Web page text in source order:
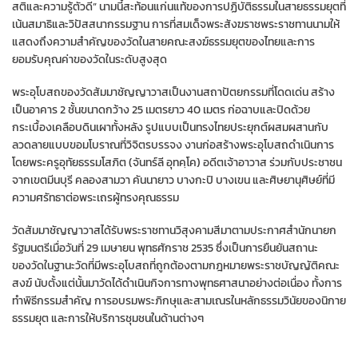
สติและความรู้ตัวดี” นามนี้สะท้อนแก่นแท้ของการปฏิบัติธรรมในสายธรรมยุตที่
เน้นสมาธิและวิปัสสนากรรมฐาน การที่สมเด็จพระสังฆราชพระราชทานนามให้
แสดงถึงความสำคัญของวัดในสายคณะสงฆ์ธรรมยุตของไทยและการ
ยอมรับคุณค่าของวัดในระดับสูงสุด
พระอุโบสถของวัดสัมมาชัญญาวาสเป็นงานสถาปัตยกรรมที่โดดเด่น สร้าง
เป็นอาคาร 2 ชั้นขนาดกว้าง 25 เมตรยาว 40 เมตร ก่อฉาบและปิดด้วย
กระเบื้องเคลือบดินเผาทั้งหลัง รูปแบบเป็นทรงไทยประยุกต์ผสมผสานกับ
ลวดลายแบบขอมโบราณที่วิจิตรบรรจง งานก่อสร้างพระอุโบสถดำเนินการ
โดยพระครูอุทัยธรรมโสภิต (จันทร์ลี อุทคฺโค) อดีตเจ้าอาวาส ร่วมกับประชาชน
จากเขตมีนบุรี คลองสามวา คันนายาว บางกะปิ บางเขน และศิษยานุศิษย์ที่มี
ความศรัทธาต่อพระเถรผู้ทรงคุณธรรม
วัดสัมมาชัญญาวาสได้รับพระราชทานวิสุงคามสีมาตามประกาศสำนักนายก
รัฐมนตรีเมื่อวันที่ 29 เมษายน พุทธศักราช 2535 ซึ่งเป็นการยืนยันสถานะ
ของวัดในฐานะวัดที่มีพระอุโบสถที่ถูกต้องตามกฎหมายพระราชบัญญัติคณะ
สงฆ์ นับตั้งแต่นั้นมาวัดได้ดำเนินกิจการทางพุทธศาสนาอย่างต่อเนื่อง ทั้งการ
ทำพิธีกรรมสำคัญ การอบรมพระภิกษุและสามเณรในหลักธรรมวินัยของนิกาย
ธรรมยุต และการให้บริการชุมชนในด้านต่างๆ